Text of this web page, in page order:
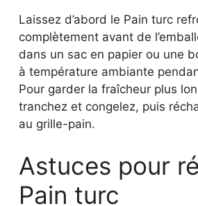
Laissez d’abord le Pain turc
complètement avant de
dans un sac en papier ou une
à température ambiante
Pour garder la fraîcheur plus
tranchez et congelez, puis
au grille-pain.
Astuces pour
Pain turc